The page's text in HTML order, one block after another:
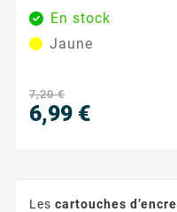
impressions couleur
imprimantes Canon utilisant
CLI-521 , elle offre une compatibilité sans tracas et
à la maison comme
En stock
Jaune
7,20 €
6,99 €
Les cartouches